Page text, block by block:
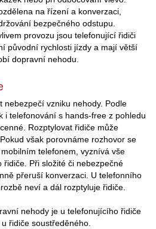
na řízení a konverzaci,
bezpečného odstupu.
provozu jsou telefonující řidiči
původní rychlosti jízdy a mají větší
dopravní nehodu.
nebezpečí vzniku nehody. Podle
i telefonování s hands-free z pohledu
Rozptylovat řidiče může
však porovnáme rozhovor se
telefonem, vyznívá vše
Při složité či nebezpečné
přeruší konverzaci. U telefonního
neví a dál rozptyluje řidiče.
nehody je u telefonujícího řidiče
řidiče soustředěného.